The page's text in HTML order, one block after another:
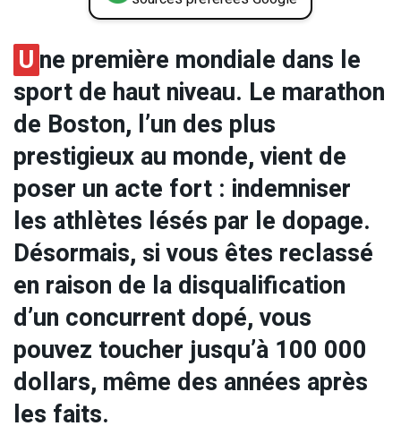
U ne première mondiale dans le
sport de haut niveau. Le marathon
de Boston, l’un des plus
prestigieux au monde, vient de
poser un acte fort : indemniser
les athlètes lésés par le dopage.
Désormais, si vous êtes reclassé
en raison de la disqualification
d’un concurrent dopé, vous
pouvez toucher jusqu’à 100 000
dollars, même des années après
les faits.